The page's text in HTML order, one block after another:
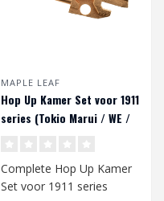
MAPLE LEAF
Hop Up Kamer Set voor 1911
series (Tokio Marui / WE /
Complete Hop Up Kamer
Set voor 1911 series